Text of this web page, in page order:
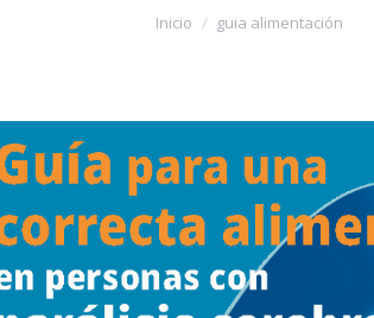
Inicio guia alimentación